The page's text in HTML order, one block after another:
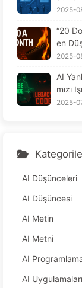
AI
2025-
“20
en
2025-
AI
mızı
2025-
AI Düşünceleri
AI Düşüncesi
AI Metin
AI Metni
AI
AI Uygulamaları